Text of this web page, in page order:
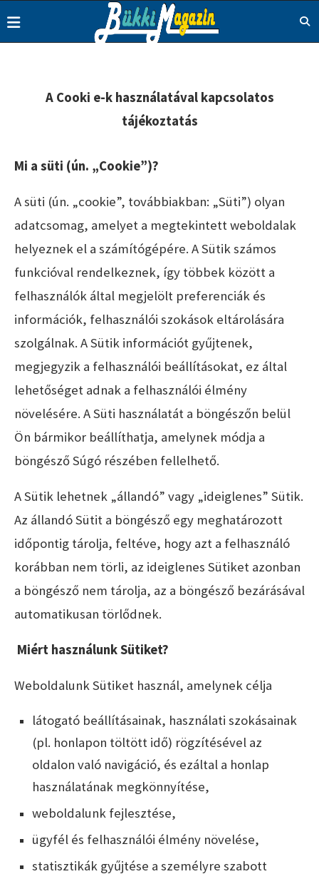
A Cooki e-k használatával kapcsolatos
tájékoztatás
Mi a süti (ún. „Cookie”)?
A süti (ún. „cookie”, továbbiakban: „Süti”) olyan
adatcsomag, amelyet a megtekintett weboldalak
helyeznek el a számítógépére. A Sütik számos
funkcióval rendelkeznek, így többek között a
felhasználók által megjelölt preferenciák és
információk, felhasználói szokások eltárolására
szolgálnak. A Sütik információt gyűjtenek,
megjegyzik a felhasználói beállításokat, ez által
lehetőséget adnak a felhasználói élmény
növelésére. A Süti használatát a böngészőn belül
Ön bármikor beállíthatja, amelynek módja a
böngésző Súgó részében fellelhető.
A Sütik lehetnek „állandó” vagy „ideiglenes” Sütik.
Az állandó Sütit a böngésző egy meghatározott
időpontig tárolja, feltéve, hogy azt a felhasználó
korábban nem törli, az ideiglenes Sütiket azonban
a böngésző nem tárolja, az a böngésző bezárásával
automatikusan törlődnek.
Miért használunk Sütiket?
Weboldalunk Sütiket használ, amelynek célja
látogató beállításainak, használati szokásainak
(pl. honlapon töltött idő) rögzítésével az
oldalon való navigáció, és ezáltal a honlap
használatának megkönnyítése,
weboldalunk fejlesztése,
ügyfél és felhasználói élmény növelése,
statisztikák gyűjtése a személyre szabott